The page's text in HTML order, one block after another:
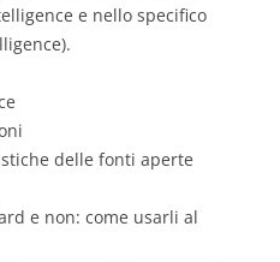
e nello specifico
delle fonti aperte
e non: come usarli al